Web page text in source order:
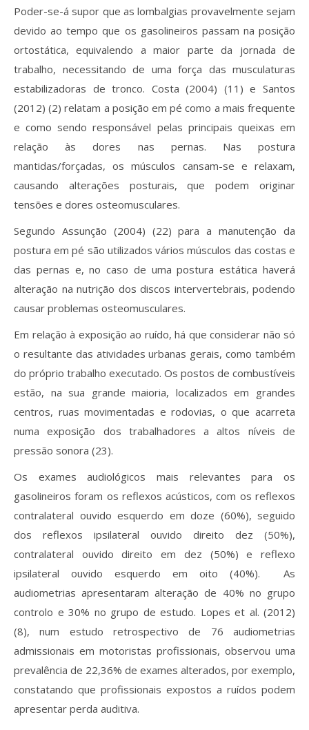
Poder-se-á supor que as lombalgias provavelmente sejam
devido ao tempo que os gasolineiros passam na posição
ortostática, equivalendo a maior parte da jornada de
trabalho, necessitando de uma força das musculaturas
estabilizadoras de tronco. Costa (2004) (11) e Santos
(2012) (2) relatam a posição em pé como a mais frequente
e como sendo responsável pelas principais queixas em
relação às dores nas pernas. Nas postura
mantidas/forçadas, os músculos cansam-se e relaxam,
causando alterações posturais, que podem originar
tensões e dores osteomusculares.
Segundo Assunção (2004) (22) para a manutenção da
postura em pé são utilizados vários músculos das costas e
das pernas e, no caso de uma postura estática haverá
alteração na nutrição dos discos intervertebrais, podendo
causar problemas osteomusculares.
Em relação à exposição ao ruído, há que considerar não só
o resultante das atividades urbanas gerais, como também
do próprio trabalho executado. Os postos de combustíveis
estão, na sua grande maioria, localizados em grandes
centros, ruas movimentadas e rodovias, o que acarreta
numa exposição dos trabalhadores a altos níveis de
pressão sonora (23).
Os exames audiológicos mais relevantes para os
gasolineiros foram os reflexos acústicos, com os reflexos
contralateral ouvido esquerdo em doze (60%), seguido
dos reflexos ipsilateral ouvido direito dez (50%),
contralateral ouvido direito em dez (50%) e reflexo
ipsilateral ouvido esquerdo em oito (40%). As
audiometrias apresentaram alteração de 40% no grupo
controlo e 30% no grupo de estudo. Lopes et al. (2012)
(8), num estudo retrospectivo de 76 audiometrias
admissionais em motoristas profissionais, observou uma
prevalência de 22,36% de exames alterados, por exemplo,
constatando que profissionais expostos a ruídos podem
apresentar perda auditiva.